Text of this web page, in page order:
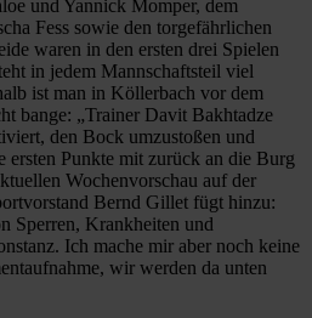
und Yannick Momper, dem
Fess sowie den torgefährlichen
waren in den ersten drei Spielen
in jedem Mannschaftsteil viel
ist man in Köllerbach vor dem
bange: „Trainer Davit Bakhtadze
den Bock umzustoßen und
ersten Punkte mit zurück an die Burg
Wochenvorschau auf der
Bernd Gillet fügt hinzu:
Sperren, Krankheiten und
Ich mache mir aber noch keine
wir werden da unten